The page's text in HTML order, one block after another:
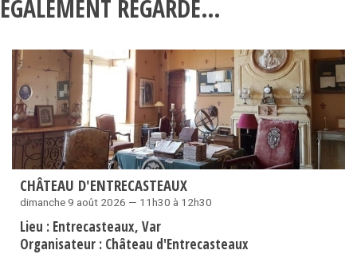
ÉGALEMENT REGARDÉ…
CHÂTEAU D'ENTRECASTEAUX
dimanche 9 août 2026 — 11h30 à 12h30
Lieu : Entrecasteaux Var
Organisateur : Château d'Entrecasteaux